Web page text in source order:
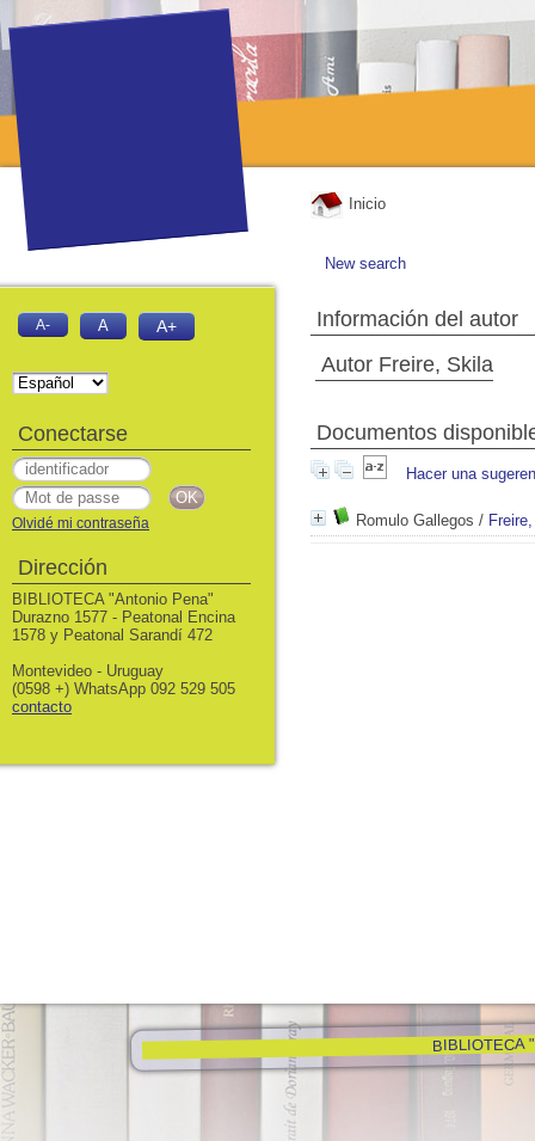
Inicio
New search
Información del autor
Autor Freire, Skila
Documentos
Hacer una
Romulo Gallegos /
BIBLIOTECA
A- A A+
Conectarse
Olvidé mi contraseña
Dirección
BIBLIOTECA "Antonio Pena"
Durazno 1577 - Peatonal Encina
1578 y Peatonal Sarandí 472
Montevideo - Uruguay
(0598 +) WhatsApp 092 529 505
contacto